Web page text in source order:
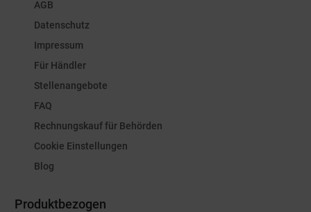
AGB
Datenschutz
Impressum
Für Händler
Stellenangebote
FAQ
Rechnungskauf für Behörden
Cookie Einstellungen
Blog
Produktbezogen